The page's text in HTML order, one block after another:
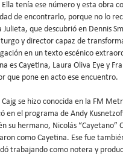
Ella tenía ese número y esta obra
de encontrarlo, porque no lo
Julieta, que descubrió en Dennis
y director capaz de
en un texto escénico
es Cayetina, Laura Oliva Eye y
que pone en acto ese encuentro.
Cajg se hizo conocida en la FM
en el programa de Andy
su hermano, Nicolás “Cayetano”
como Cayetina. Ese fue
trabajando como notera y